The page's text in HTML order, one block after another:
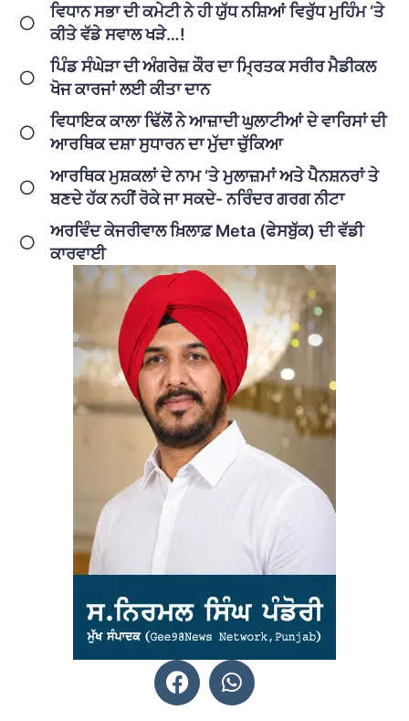
ਵਿਧਾਨ ਸਭਾ ਦੀ ਕਮੇਟੀ ਨੇ ਹੀ ਯੁੱਧ ਨਸ਼ਿਆਂ ਵਿਰੁੱਧ ਮੁਹਿੰਮ ‘ਤੇ
ਕੀਤੇ ਵੱਡੇ ਸਵਾਲ ਖੜੇ…!
ਪਿੰਡ ਸੰਘੇੜਾ ਦੀ ਅੰਗਰੇਜ਼ ਕੌਰ ਦਾ ਮ੍ਰਿਤਕ ਸਰੀਰ ਮੈਡੀਕਲ
ਖੋਜ ਕਾਰਜਾਂ ਲਈ ਕੀਤਾ ਦਾਨ
ਵਿਧਾਇਕ ਕਾਲਾ ਢਿੱਲੋਂ ਨੇ ਆਜ਼ਾਦੀ ਘੁਲਾਟੀਆਂ ਦੇ ਵਾਰਿਸਾਂ ਦੀ
ਆਰਥਿਕ ਦਸ਼ਾ ਸੁਧਾਰਨ ਦਾ ਮੁੱਦਾ ਚੁੱਕਿਆ
ਆਰਥਿਕ ਮੁਸ਼ਕਲਾਂ ਦੇ ਨਾਮ ‘ਤੇ ਮੁਲਾਜ਼ਮਾਂ ਅਤੇ ਪੈਨਸ਼ਨਰਾਂ ਤੇ
ਬਣਦੇ ਹੱਕ ਨਹੀਂ ਰੋਕੇ ਜਾ ਸਕਦੇ- ਨਰਿੰਦਰ ਗਰਗ ਨੀਟਾ
ਅਰਵਿੰਦ ਕੇਜਰੀਵਾਲ ਖ਼ਿਲਾਫ਼ Meta (ਫੇਸਬੁੱਕ) ਦੀ ਵੱਡੀ
ਕਾਰਵਾਈ